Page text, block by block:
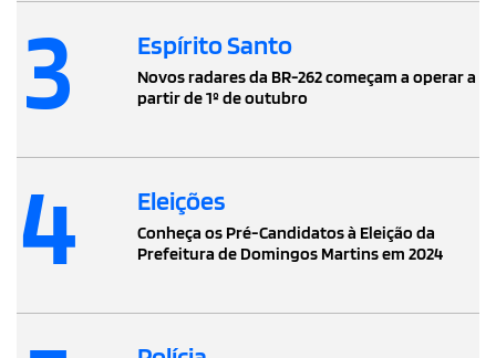
3 Espírito Santo
Novos radares da BR-262 começam a operar a
partir de 1º de outubro
4 Eleições
Conheça os Pré-Candidatos à Eleição da
Prefeitura de Domingos Martins em 2024